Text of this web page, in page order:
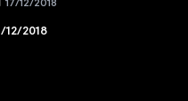
17/12/2018
12/2018